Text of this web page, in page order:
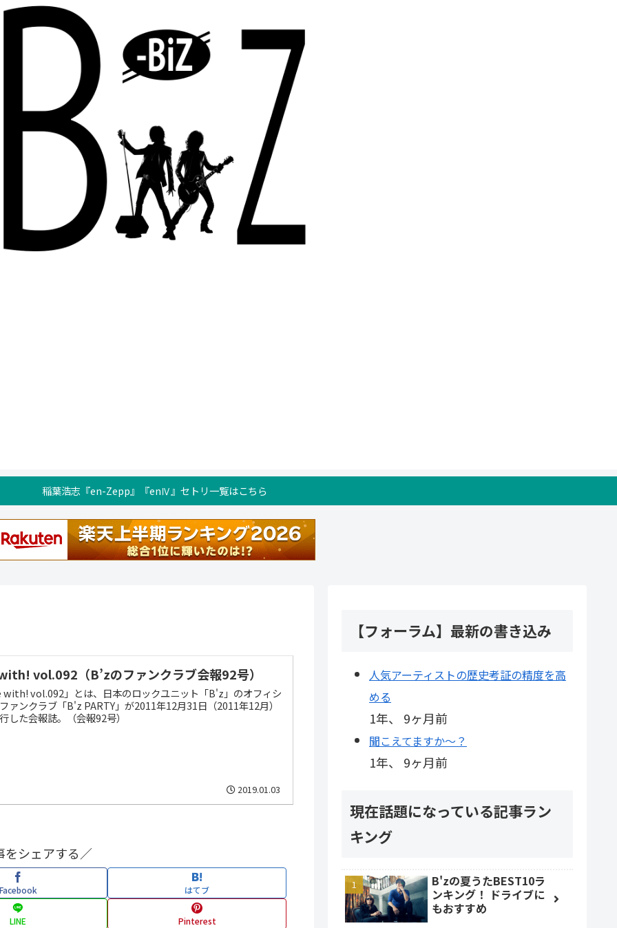
稲葉浩志『en-Zepp』『enⅣ』セトリ一覧はこちら
vol.092（B’zのファンクラブ会報92号）
with! vol.092」とは、日本のロックユニット「B'z」のオフィシ
ァンクラブ「B'z PARTY」が2011年12月31日（2011年12月）
した会報誌。（会報92号）
2019.01.03
をシェアする／
はてブ
LINE Pinterest
【フォーラム】最新の書き込み
人気アーティストの歴史考証の精度を高
める
1年、 9ヶ月前
聞こえてますか～？
1年、 9ヶ月前
現在話題になっている記事ラン
キング
B'zの夏うたBEST10ラ
ンキング！ ドライブに
もおすすめ